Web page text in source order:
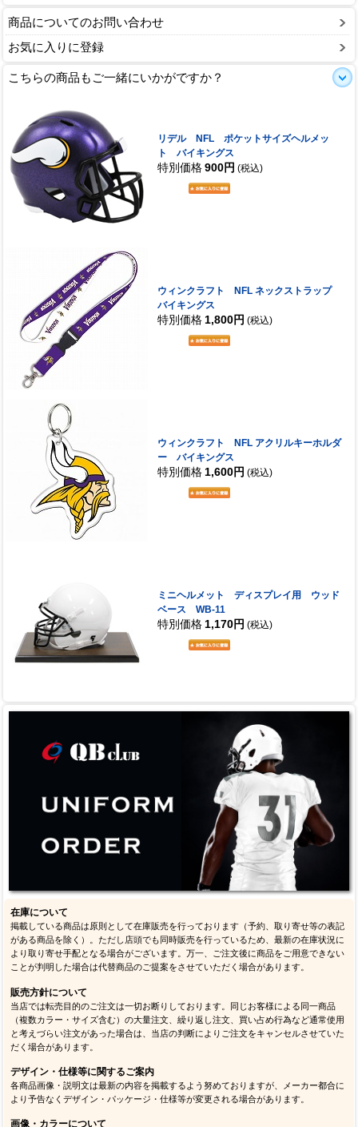
商品についてのお問い合わせ
お気に入りに登録
こちらの商品もご一緒にいかがですか？
リデル NFL ポケットサイズヘルメッ
ト バイキングス
特別価格 900円 (税込)
ウィンクラフト NFL ネックストラップ
バイキングス
特別価格 1,800円 (税込)
ウィンクラフト NFL アクリルキーホルダ
ー バイキングス
特別価格 1,600円 (税込)
ミニヘルメット ディスプレイ用 ウッド
ベース WB-11
特別価格 1,170円 (税込)
在庫について
掲載している商品は原則として在庫販売を行っております（予約、取り寄せ等の表記
がある商品を除く）。ただし店頭でも同時販売を行っているため、最新の在庫状況に
より取り寄せ手配となる場合がございます。万一、ご注文後に商品をご用意できない
ことが判明した場合は代替商品のご提案をさせていただく場合があります。
販売方針について
当店では転売目的のご注文は一切お断りしております。同じお客様による同一商品
（複数カラー・サイズ含む）の大量注文、繰り返し注文、買い占め行為など通常使用
と考えづらい注文があった場合は、当店の判断によりご注文をキャンセルさせていた
だく場合があります。
デザイン・仕様等に関するご案内
各商品画像・説明文は最新の内容を掲載するよう努めておりますが、メーカー都合に
より予告なくデザイン・パッケージ・仕様等が変更される場合があります。
画像・カラーについて